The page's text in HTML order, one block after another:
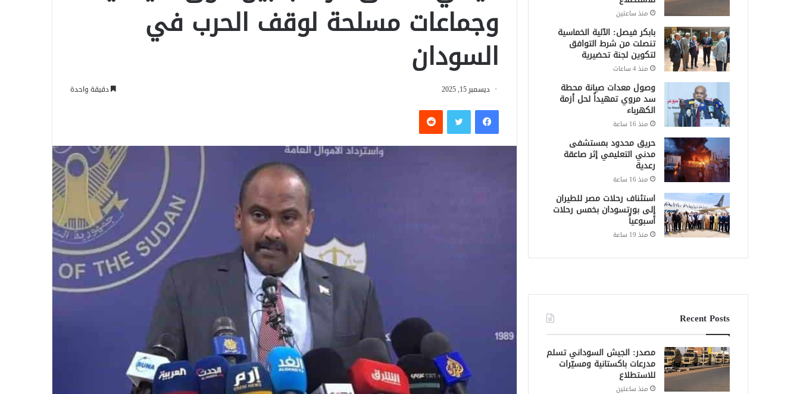
وجماعات مسلحة لوقف الحرب في
السودان
ديسمبر 15, 2025 دقيقة واحدة
فيسبوكتويتر
منذ ساعتين
بابكر فيصل: الآلية الخماسية
تنصلت من شرط التوافق
لتكوين لجنة تحضيرية
منذ 4 ساعات
وصول معدات صيانة محطة
سد مروي تمهيداً لحل أزمة
الكهرباء
منذ 16 ساعة
حريق محدود بمستشفى
مدني التعليمي إثر صاعقة
رعدية
منذ 16 ساعة
استئناف رحلات مصر للطيران
إلى بورتسودان بخمس رحلات
أسبوعياً
منذ 19 ساعة
Recent Posts
مصدر: الجيش السوداني تسلم
مدرعات باكستانية ومسيّرات
للاستطلاع
منذ ساعتين